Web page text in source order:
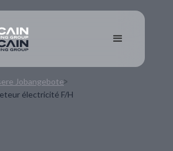
Jobangebote
électricité F/H